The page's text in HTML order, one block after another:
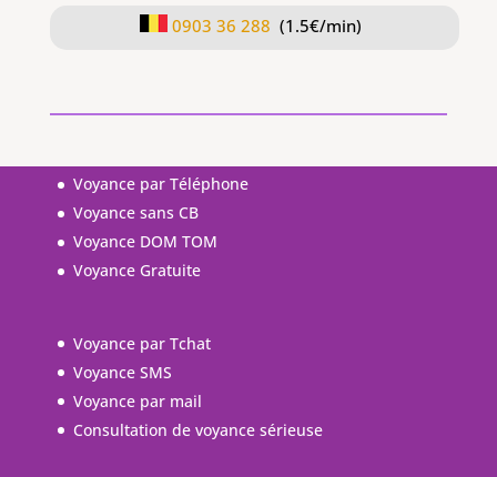
0903 36 288 (1.5€/min)
Voyance par Téléphone
Voyance sans CB
Voyance DOM TOM
Voyance Gratuite
Voyance par Tchat
Voyance SMS
Voyance par mail
Consultation de voyance sérieuse